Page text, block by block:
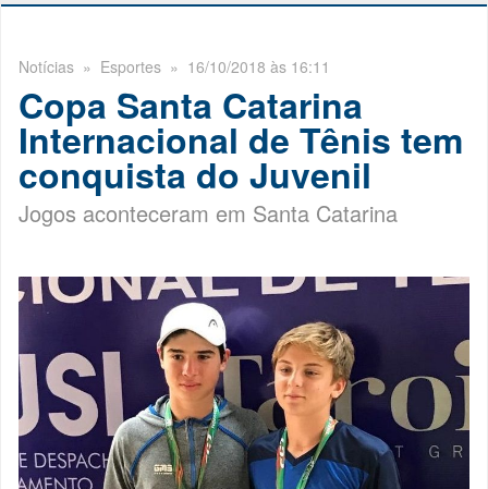
Notícias » Esportes » 16/10/2018 às 16:11
Copa Santa Catarina
Internacional de Tênis tem
conquista do Juvenil
Jogos aconteceram em Santa Catarina